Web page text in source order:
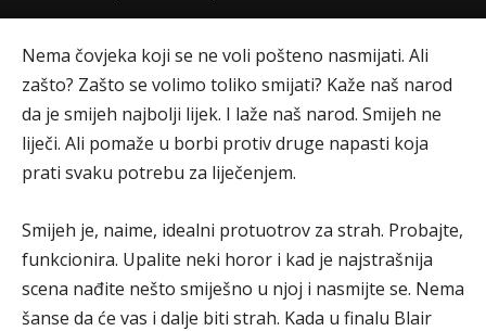
Nema čovjeka koji se ne voli pošteno nasmijati. Ali
zašto? Zašto se volimo toliko smijati? Kaže naš narod
da je smijeh najbolji lijek. I laže naš narod. Smijeh ne
liječi. Ali pomaže u borbi protiv druge napasti koja
prati svaku potrebu za liječenjem.
Smijeh je, naime, idealni protuotrov za strah. Probajte,
funkcionira. Upalite neki horor i kad je najstrašnija
scena nađite nešto smiješno u njoj i nasmijte se. Nema
šanse da će vas i dalje biti strah. Kada u finalu Blair